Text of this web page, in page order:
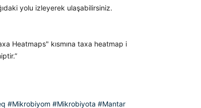
yolu izleyerek ulaşabilirsiniz.
Heatmaps" kısmına taxa heatmap i
#Mikrobiyom #Mikrobiyota #Mantar